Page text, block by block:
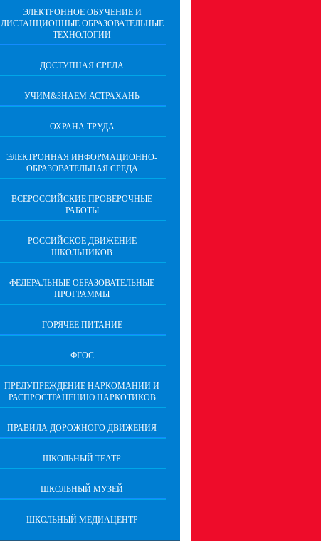
ЭЛЕКТРОННОЕ ОБУЧЕНИЕ И
ДИСТАНЦИОННЫЕ ОБРАЗОВАТЕЛЬНЫЕ
ТЕХНОЛОГИИ
ДОСТУПНАЯ СРЕДА
УЧИМ&ЗНАЕМ АСТРАХАНЬ
ОХРАНА ТРУДА
ЭЛЕКТРОННАЯ ИНФОРМАЦИОННО-
ОБРАЗОВАТЕЛЬНАЯ СРЕДА
ВСЕРОССИЙСКИЕ ПРОВЕРОЧНЫЕ
РАБОТЫ
РОССИЙСКОЕ ДВИЖЕНИЕ
ШКОЛЬНИКОВ
ФЕДЕРАЛЬНЫЕ ОБРАЗОВАТЕЛЬНЫЕ
ПРОГРАММЫ
ГОРЯЧЕЕ ПИТАНИЕ
ФГОС
ПРЕДУПРЕЖДЕНИЕ НАРКОМАНИИ И
РАСПРОСТРАНЕНИЮ НАРКОТИКОВ
ПРАВИЛА ДОРОЖНОГО ДВИЖЕНИЯ
ШКОЛЬНЫЙ ТЕАТР
ШКОЛЬНЫЙ МУЗЕЙ
ШКОЛЬНЫЙ МЕДИАЦЕНТР